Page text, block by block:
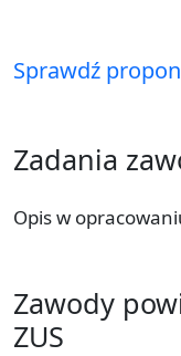
Sprawdź
Zadania
Opis w
Zawody
ZUS